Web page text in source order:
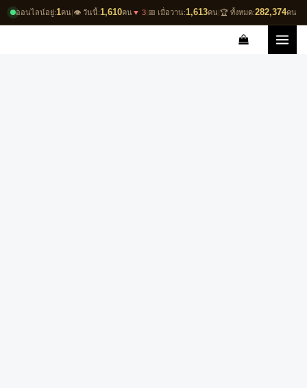
ออนไลน์อยู่:1คน|👁️ วันนี้:1,610คน▼ 3|📅 เมื่อวาน:1,613คน|🏆 ทั้งหมด:282,374คน
Skip
to